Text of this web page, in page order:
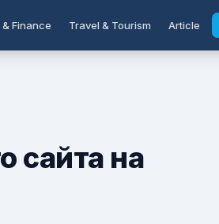
Finance Travel & Tourism Article
сайта на